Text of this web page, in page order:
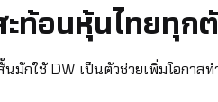
ะท้อนหุ้นไทยทุก
กใช้ DW เป็นตัวช่วยเพิ่มโอกาสท